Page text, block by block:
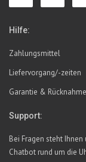
Hilfe:
Zahlungsmittel
Liefervorgang/-zeiten
Garantie &
Support:
Bei Fragen steht
Chatbot rund um die